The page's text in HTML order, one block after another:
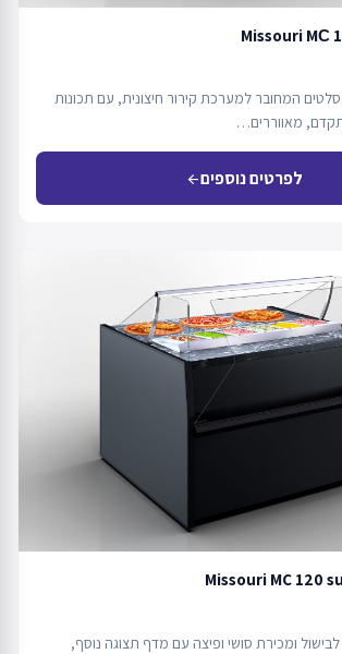
Missouri MС
סלטים המחובר למערכת קירור חיצונית, עם תכונות
מאווררים…
לפרטים נוספיםarrow_back
Missouri MC 120
ומכירת סושי ופיצה עם מדף תצוגה נוסף,